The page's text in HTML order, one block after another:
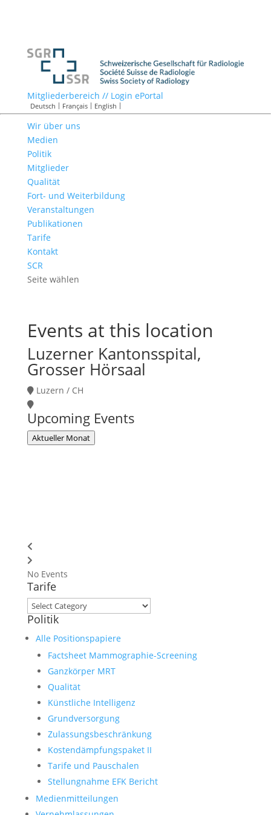
Mitgliederbereich // Login ePortal
Deutsch Français English
Wir über uns
Medien
Politik
Mitglieder
Qualität
Fort- und Weiterbildung
Veranstaltungen
Publikationen
Tarife
Kontakt
SCR
Seite wählen
Events at this location
Luzerner Kantonsspital,
Grosser Hörsaal
Luzern / CH
Upcoming Events
Aktueller Monat
No Events
Tarife
Tarife
Politik
Alle Positionspapiere
Factsheet Mammographie-Screening
Ganzkörper MRT
Qualität
Künstliche Intelligenz
Grundversorgung
Zulassungsbeschränkung
Kostendämpfungspaket II
Tarife und Pauschalen
Stellungnahme EFK Bericht
Medienmitteilungen